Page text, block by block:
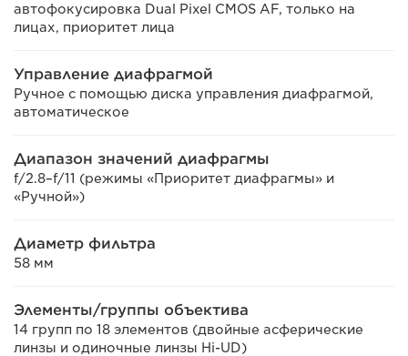
автофокусировка Dual Pixel CMOS AF, только на
лицах, приоритет лица
Управление диафрагмой
Ручное с помощью диска управления диафрагмой,
автоматическое
Диапазон значений диафрагмы
f/2.8–f/11 (режимы «Приоритет диафрагмы» и
«Ручной»)
Диаметр фильтра
58 мм
Элементы/группы объектива
14 групп по 18 элементов (двойные асферические
линзы и одиночные линзы Hi-UD)